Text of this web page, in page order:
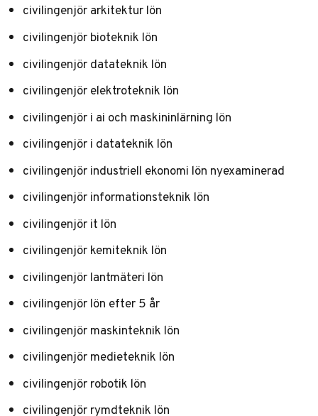
civilingenjör arkitektur lön
civilingenjör bioteknik lön
civilingenjör datateknik lön
civilingenjör elektroteknik lön
civilingenjör i ai och maskininlärning lön
civilingenjör i datateknik lön
civilingenjör industriell ekonomi lön nyexaminerad
civilingenjör informationsteknik lön
civilingenjör it lön
civilingenjör kemiteknik lön
civilingenjör lantmäteri lön
civilingenjör lön efter 5 år
civilingenjör maskinteknik lön
civilingenjör medieteknik lön
civilingenjör robotik lön
civilingenjör rymdteknik lön